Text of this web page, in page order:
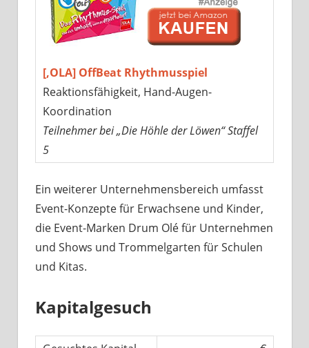
[‚OLA] OffBeat Rhythmusspiel
Reaktionsfähigkeit, Hand-Augen-
Koordination
Teilnehmer bei „Die Höhle der Löwen“ Staffel
5
Ein weiterer Unternehmensbereich umfasst
Event-Konzepte für Erwachsene und Kinder,
die Event-Marken Drum Olé für Unternehmen
und Shows und Trommelgarten für Schulen
und Kitas.
Kapitalgesuch